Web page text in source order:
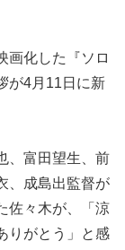
画化した『ソロ
が4月11日に新
、富田望生、前
、成島出監督が
佐々木が、「涼
りがとう」と感